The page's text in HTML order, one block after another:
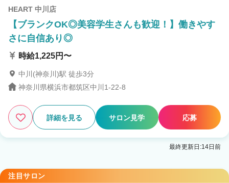
HEART 中川店
【ブランクOK◎美容学生さんも歓迎！】働きやす
さに自信あり◎
時給1,225円〜
中川(神奈川)駅 徒歩3分
神奈川県横浜市都筑区中川1-22-8
詳細を見る サロン見学 応募
最終更新日:14日前
注目サロン